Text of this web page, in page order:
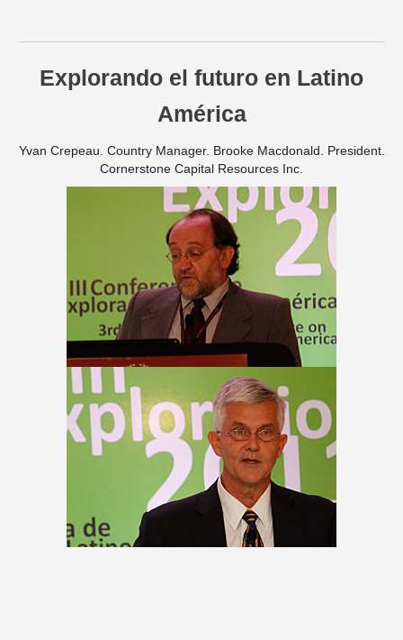
Explorando el futuro en Latino
América
Yvan Crepeau. Country Manager. Brooke Macdonald. President.
Cornerstone Capital Resources Inc.